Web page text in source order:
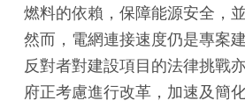
燃料的依賴，保障能源安全，
然而，電網連接速度仍是專案
反對者對建設項目的法律挑戰
府正考慮進行改革，加速及簡